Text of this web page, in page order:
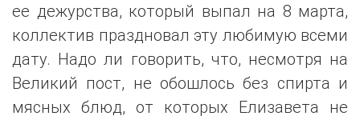
ее дежурства, который выпал на 8 марта,
коллектив праздновал эту любимую всеми
дату. Надо ли говорить, что, несмотря на
Великий пост, не обошлось без спирта и
мясных блюд, от которых Елизавета не